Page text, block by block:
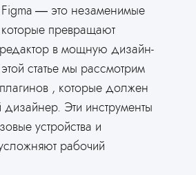
— это незаменимые
превращают
в мощную дизайн-
статье мы рассмотрим
, которые должен
Эти инструменты
устройства и
рабочий